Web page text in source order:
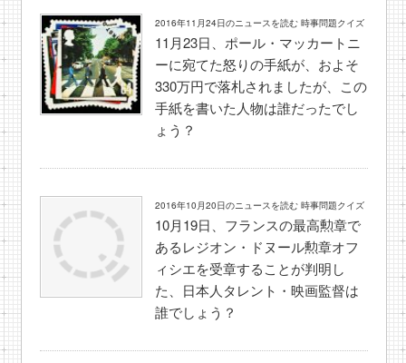
2016年11月24日のニュースを読む 時事問題クイズ
11月23日、ポール・マッカートニ
ーに宛てた怒りの手紙が、およそ
330万円で落札されましたが、この
手紙を書いた人物は誰だったでし
ょう？
2016年10月20日のニュースを読む 時事問題クイズ
10月19日、フランスの最高勲章で
あるレジオン・ドヌール勲章オフ
ィシエを受章することが判明し
た、日本人タレント・映画監督は
誰でしょう？